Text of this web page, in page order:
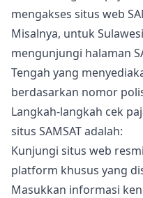
mengakses situs web
Misalnya, untuk
mengunjungi halaman
Tengah yang
berdasarkan nomor
Langkah-langkah cek
situs SAMSAT adalah:
Kunjungi situs web
platform khusus yang
Masukkan informasi